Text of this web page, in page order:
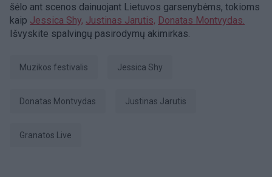
šėlo ant scenos dainuojant Lietuvos garsenybėms, tokioms
kaip Jessica Shy, Justinas Jarutis, Donatas Montvydas.
Išvyskite spalvingų pasirodymų akimirkas.
muzikos festivalis Jessica Shy
Donatas Montvydas Justinas Jarutis
Granatos Live